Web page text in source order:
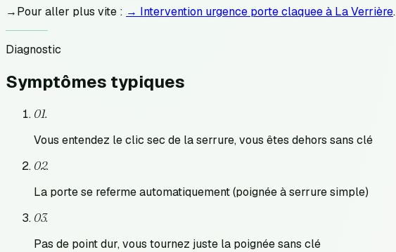
→Pour aller plus vite : → Intervention urgence porte claquee à La Verrière.
Diagnostic
Symptômes typiques
01.
Vous entendez le clic sec de la serrure, vous êtes dehors sans clé
02.
La porte se referme automatiquement (poignée à serrure simple)
03.
Pas de point dur, vous tournez juste la poignée sans clé